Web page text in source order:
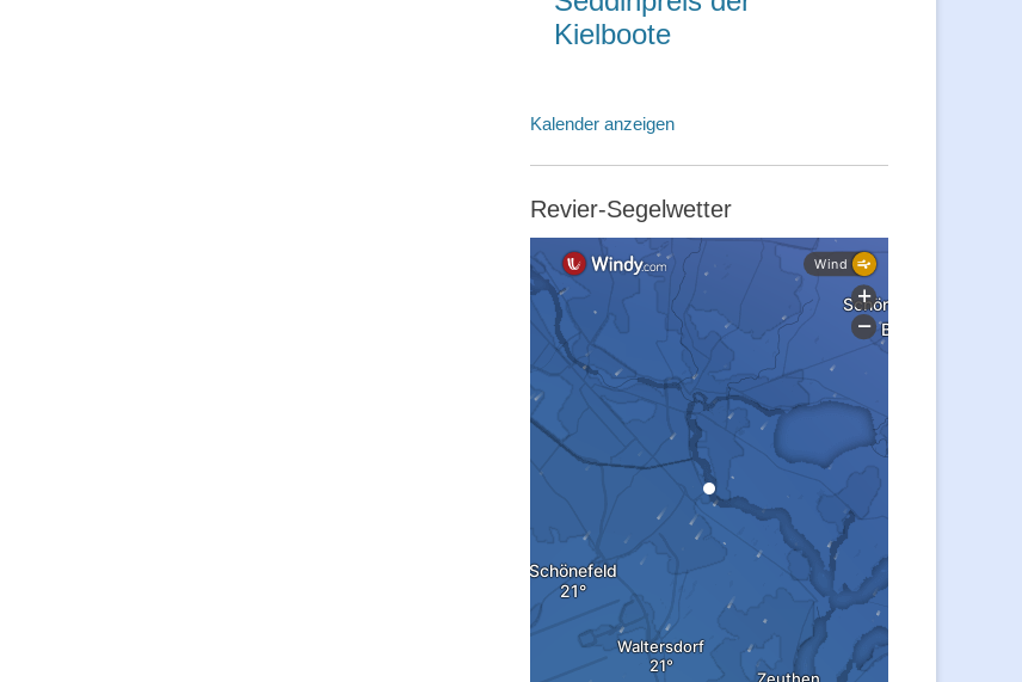
Kielboote
Kalender anzeigen
Revier-Segelwetter